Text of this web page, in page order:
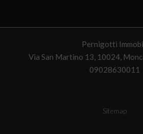
Pernigotti
Via San Martino 13, 10024,
09028630011
Sitemap